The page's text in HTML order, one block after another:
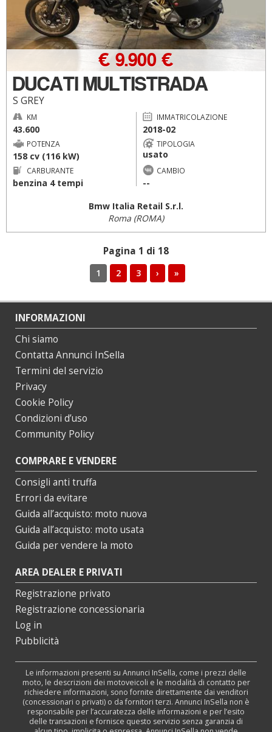
DUCATI MULTISTRADA
S GREY
€ 9.900 €
KM
43.600
IMMATRICOLAZIONE
2018-02
POTENZA
158 cv (116 kW)
TIPOLOGIA
usato
CARBURANTE
benzina 4 tempi
CAMBIO
--
Bmw Italia Retail S.r.l.
Roma (ROMA)
Pagina 1 di 18
1 2 3 › »
INFORMAZIONI
Chi siamo
Contatta Annunci InSella
Termini del servizio
Privacy
Cookie Policy
Condizioni d’uso
Community Policy
COMPRARE E VENDERE
Consigli anti truffa
Errori da evitare
Guida all’acquisto: moto nuova
Guida all’acquisto: moto usata
Guida per vendere la moto
AREA DEALER E PRIVATI
Registrazione privato
Registrazione concessionaria
Log in
Pubblicità
Le informazioni presenti su Annunci InSella, come i prezzi delle
moto, le descrizioni dei motoveicoli e le modalità di contatto per
richiedere informazioni, sono fornite direttamente dai venditori
(concessionari o privati) o da fornitori terzi. Annunci InSella non è
responsabile per l’accuratezza delle informazioni e per l’esito
delle transazioni e fornisce questo servizio senza garanzia di